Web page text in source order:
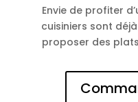
Envie de profiter
cuisiniers sont
proposer des